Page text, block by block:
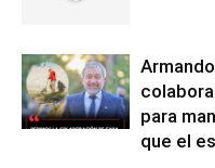
para
que el